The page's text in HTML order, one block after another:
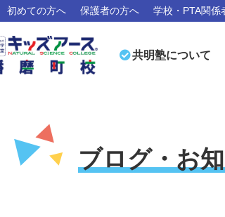
初めての方へ 保護者の方へ 学校・PTA関係
共明塾について
ブログ・お